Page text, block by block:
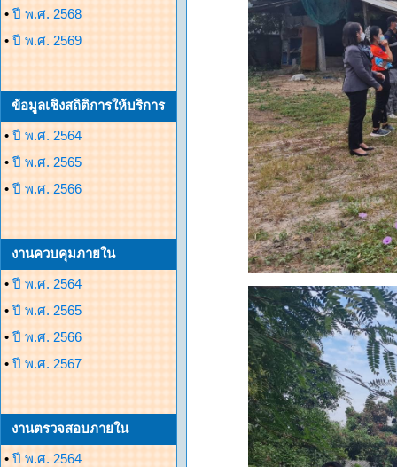
• ปี พ.ศ. 2568
• ปี พ.ศ. 2569
ข้อมูลเชิงสถิติการให้บริการ
• ปี พ.ศ. 2564
• ปี พ.ศ. 2565
• ปี พ.ศ. 2566
งานควบคุมภายใน
• ปี พ.ศ. 2564
• ปี พ.ศ. 2565
• ปี พ.ศ. 2566
• ปี พ.ศ. 2567
งานตรวจสอบภายใน
• ปี พ.ศ. 2564